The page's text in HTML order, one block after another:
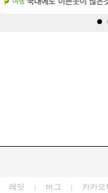
레딧 버그 카카오